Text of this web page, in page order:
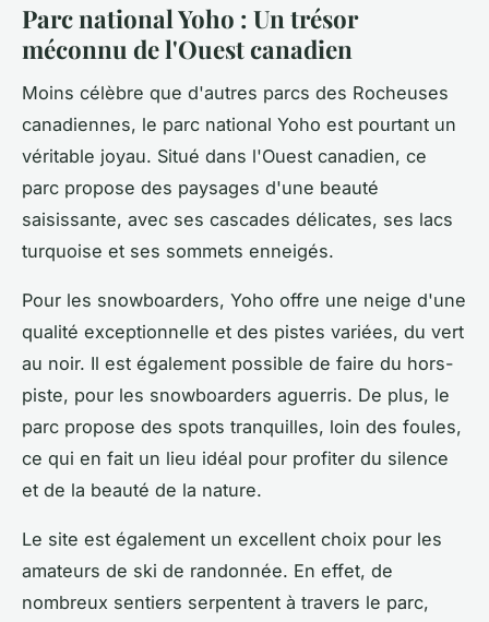
Parc national Yoho : Un trésor
méconnu de l'Ouest canadien
Moins célèbre que d'autres parcs des Rocheuses
canadiennes, le parc national Yoho est pourtant un
véritable joyau. Situé dans l'Ouest canadien, ce
parc propose des paysages d'une beauté
saisissante, avec ses cascades délicates, ses lacs
turquoise et ses sommets enneigés.
Pour les snowboarders, Yoho offre une neige d'une
qualité exceptionnelle et des pistes variées, du vert
au noir. Il est également possible de faire du hors-
piste, pour les snowboarders aguerris. De plus, le
parc propose des spots tranquilles, loin des foules,
ce qui en fait un lieu idéal pour profiter du silence
et de la beauté de la nature.
Le site est également un excellent choix pour les
amateurs de ski de randonnée. En effet, de
nombreux sentiers serpentent à travers le parc,